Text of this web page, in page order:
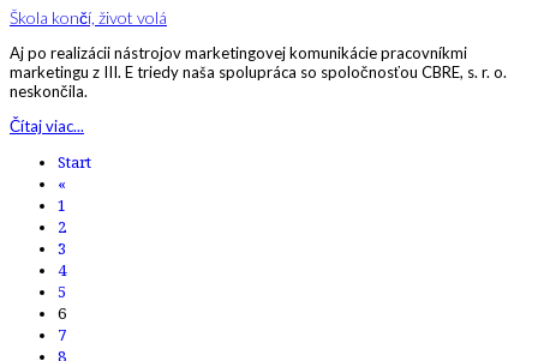
Škola končí, život volá
Aj po realizácii nástrojov marketingovej komunikácie pracovníkmi
marketingu z III. E triedy naša spolupráca so spoločnosťou CBRE, s. r. o.
neskončila.
Čítaj viac...
Start
«
1
2
3
4
5
6
7
8